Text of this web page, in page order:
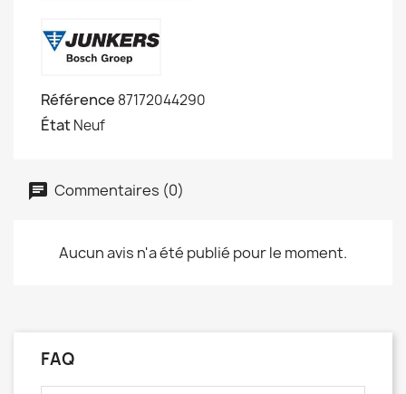
Référence 87172044290
ÉtatNeuf
Commentaires (0)
Aucun avis n'a été publié pour le moment.
FAQ